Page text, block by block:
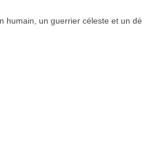
un guerrier céleste et un